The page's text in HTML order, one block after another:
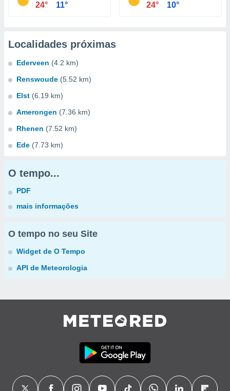
24° 11° 24° 10°
Localidades próximas
Ederveen (4.2 km)
Renswoude (5.52 km)
Elst (6.19 km)
Amerongen (7.36 km)
Rhenen (7.52 km)
Ede (7.73 km)
O tempo...
PDF
mais informações
O tempo no seu Site
Widget de O Tempo
API de Meteorologia